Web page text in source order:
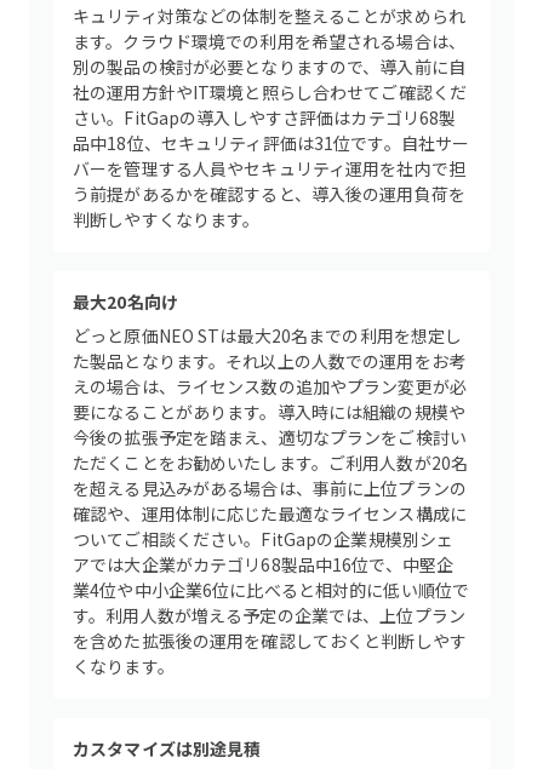
キュリティ対策などの体制を整えることが求められ
ます。クラウド環境での利用を希望される場合は、
別の製品の検討が必要となりますので、導入前に自
社の運用方針やIT環境と照らし合わせてご確認くだ
さい。FitGapの導入しやすさ評価はカテゴリ68製
品中18位、セキュリティ評価は31位です。自社サー
バーを管理する人員やセキュリティ運用を社内で担
う前提があるかを確認すると、導入後の運用負荷を
判断しやすくなります。
最大20名向け
どっと原価NEO STは最大20名までの利用を想定し
た製品となります。それ以上の人数での運用をお考
えの場合は、ライセンス数の追加やプラン変更が必
要になることがあります。導入時には組織の規模や
今後の拡張予定を踏まえ、適切なプランをご検討い
ただくことをお勧めいたします。ご利用人数が20名
を超える見込みがある場合は、事前に上位プランの
確認や、運用体制に応じた最適なライセンス構成に
ついてご相談ください。FitGapの企業規模別シェ
アでは大企業がカテゴリ68製品中16位で、中堅企
業4位や中小企業6位に比べると相対的に低い順位で
す。利用人数が増える予定の企業では、上位プラン
を含めた拡張後の運用を確認しておくと判断しやす
くなります。
カスタマイズは別途見積